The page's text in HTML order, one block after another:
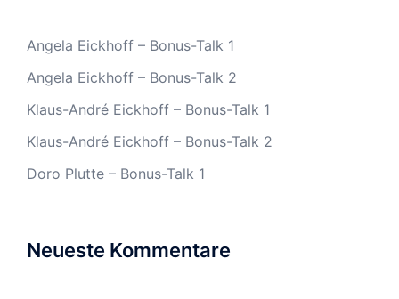
Angela Eickhoff – Bonus-Talk 1
Angela Eickhoff – Bonus-Talk 2
Klaus-André Eickhoff – Bonus-Talk 1
Klaus-André Eickhoff – Bonus-Talk 2
Doro Plutte – Bonus-Talk 1
Neueste Kommentare